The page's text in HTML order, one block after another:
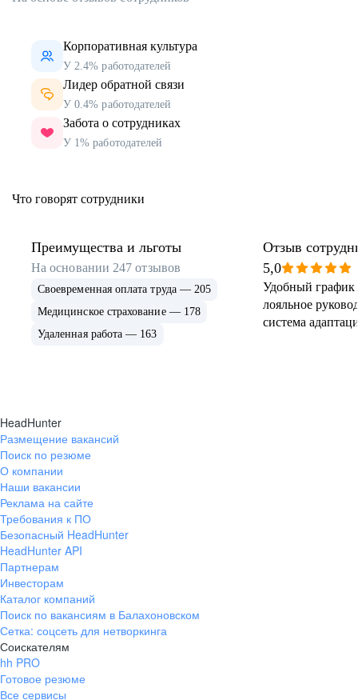
Корпоративная культура
У 2.4% работодателей
Лидер обратной связи
У 0.4% работодателей
Забота о сотрудниках
У 1% работодателей
Что говорят сотрудники
Преимущества и льготы
На основании 247 отзывов
Своевременная оплата труда — 205
Медицинское страхование — 178
Удаленная работа — 163
Отзыв
5,0
Удобный график
лояльное
система
HeadHunter
Размещение вакансий
Поиск по резюме
О компании
Наши вакансии
Реклама на сайте
Требования к ПО
Безопасный HeadHunter
HeadHunter API
Партнерам
Инвесторам
Каталог компаний
Поиск по вакансиям в Балахоновском
Сетка: соцсеть для нетворкинга
Соискателям
hh PRO
Готовое резюме
Все сервисы